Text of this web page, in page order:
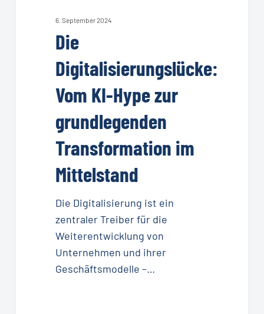
grundlegenden
Transformation
Mittelstand
6. September 2024
Die
Digitalisierungslücke:
Vom KI-Hype zur
grundlegenden
Transformation im
Mittelstand
Die Digitalisierung ist ein
zentraler Treiber für die
Weiterentwicklung von
Unternehmen und ihrer
Geschäftsmodelle –…